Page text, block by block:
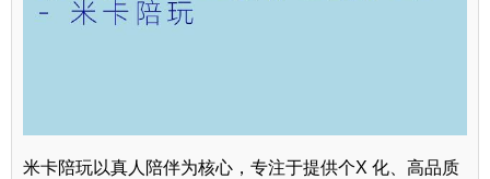
米卡陪玩以真人陪伴为核心，专注于提供个X 化、高品质